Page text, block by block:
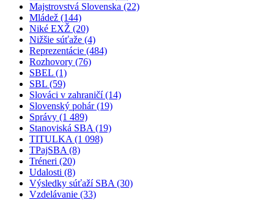
Majstrovstvá Slovenska (22)
Mládež (144)
Niké EXŽ (20)
Nižšie súťaže (4)
Reprezentácie (484)
Rozhovory (76)
SBEL (1)
SBL (59)
Slováci v zahraničí (14)
Slovenský pohár (19)
Správy (1 489)
Stanoviská SBA (19)
TITULKA (1 098)
TPajSBA (8)
Tréneri (20)
Udalosti (8)
Výsledky súťaží SBA (30)
Vzdelávanie (33)